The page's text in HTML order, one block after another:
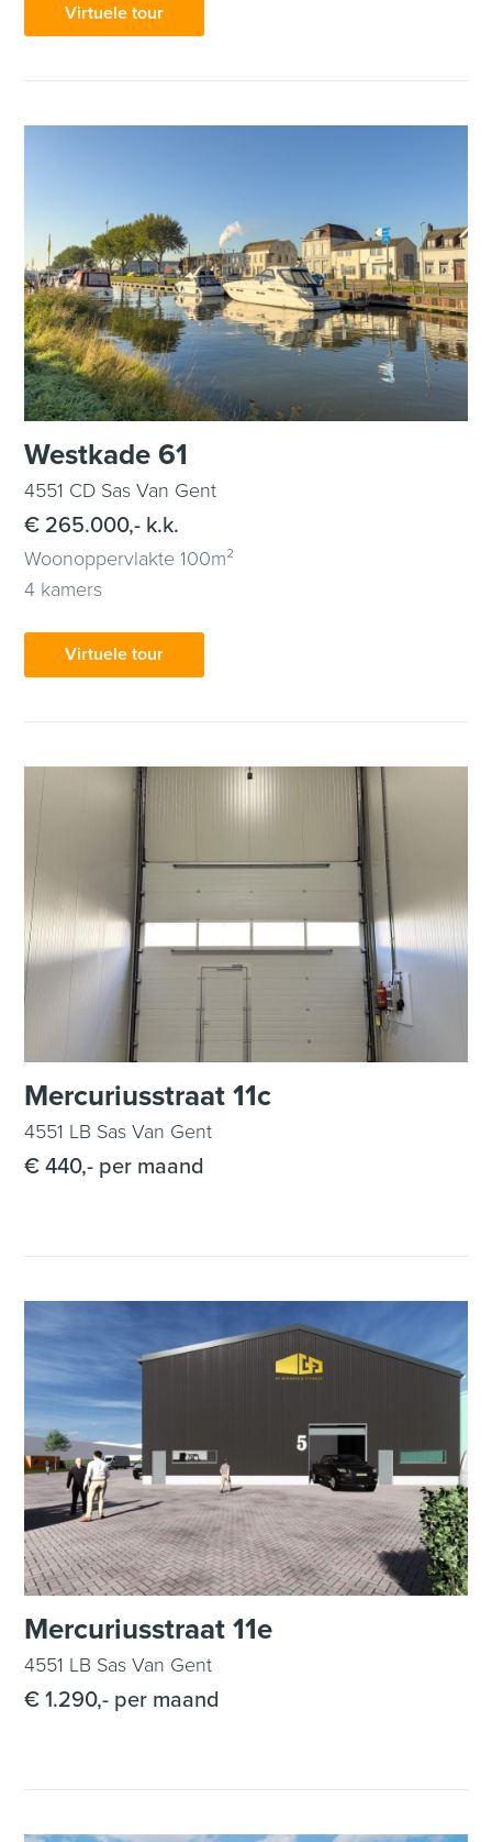
Virtuele tour
Westkade 61
4551 CD Sas Van Gent
€ 265.000,- k.k.
Woonoppervlakte 100m²
4 kamers
Virtuele tour
Mercuriusstraat 11c
4551 LB Sas Van Gent
€ 440,- per maand
Mercuriusstraat 11e
4551 LB Sas Van Gent
€ 1.290,- per maand